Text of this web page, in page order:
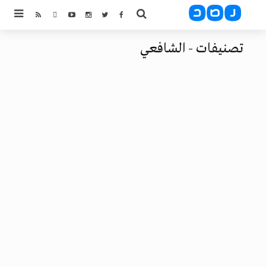
تصنيفات - الشافعي